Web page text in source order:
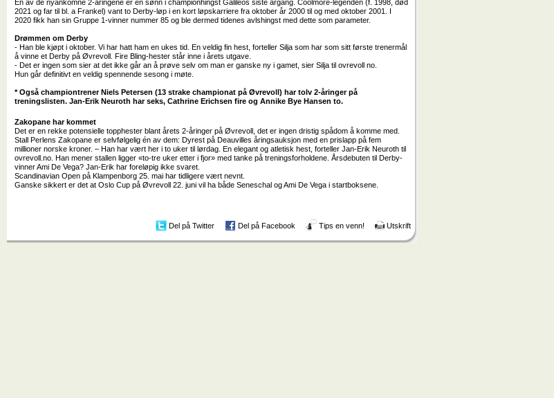
Én av de nyankomne 2-åringene er en sønn i championhingst Galileos siste årgang. Coolmore-legenden (f. 1998, død
2021 og far til bl. a Frankel) vant to Derby-løp i en kort løpskarriere fra oktober år 2000 til og med oktober 2001. I
2020 fikk han sin Gruppe 1-vinner nummer 85 og ble dermed tidenes avlshingst med dette som parameter.
Drømmen om Derby
- Han ble kjøpt i oktober. Vi har hatt ham en ukes tid. En veldig fin hest, forteller Silja som har som sitt første trenermål
å vinne et Derby på Øvrevoll. Fire Bling-hester står inne i årets utgave.
- Det er ingen som sier at det ikke går an å prøve selv om man er ganske ny i gamet, sier Silja til ovrevoll no.
Hun går definitivt en veldig spennende sesong i møte.
* Også championtrener Niels Petersen (13 strake championat på Øvrevoll) har tolv 2-åringer på
treningslisten. Jan-Erik Neuroth har seks, Cathrine Erichsen fire og Annike Bye Hansen to.
Zakopane har kommet
Det er en rekke potensielle topphester blant årets 2-åringer på Øvrevoll, det er ingen dristig spådom å komme med.
Stall Perlens Zakopane er selvfølgelig én av dem: Dyrest på Deauvilles åringsauksjon med en prislapp på fem
millioner norske kroner. – Han har vært her i to uker til lørdag. En elegant og atletisk hest, forteller Jan-Erik Neuroth til
ovrevoll.no. Han mener stallen ligger «to-tre uker etter i fjor» med tanke på treningsforholdene. Årsdebuten til Derby-
vinner Ami De Vega? Jan-Erik har foreløpig ikke svaret.
Scandinavian Open på Klampenborg 25. mai har tidligere vært nevnt.
Ganske sikkert er det at Oslo Cup på Øvrevoll 22. juni vil ha både Seneschal og Ami De Vega i startboksene.
Del på Twitter Del på Facebook Tips en venn! Utskrift